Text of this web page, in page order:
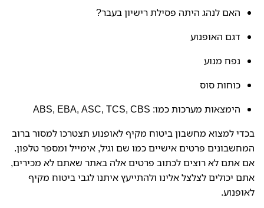
האם לנהג היתה פסילת רישיון בעבר?
דגם האופנוע
נפח מנוע
כוחות סוס
הימצאות מערכות כמו: ABS, EBA, ASC, TCS, CBS
בכדי למצוא מחשבון ביטוח מקיף לאופנוע תצטרכו למסור ברוב
המחשבונים פרטים אישיים כמו שם וגיל, אימייל ומספר טלפון.
אם אתם לא רוצים לכתוב פרטים אלה באתר שאתם לא מכירים,
אתם יכולים לצלצל אלינו ולהתייעץ איתנו לגבי ביטוח מקיף
לאופנוע.